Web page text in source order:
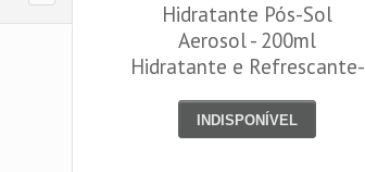
Hidratante Pós-Sol
Aerosol - 200ml
Hidratante e Refrescante-
31/12/2022
INDISPONÍVEL